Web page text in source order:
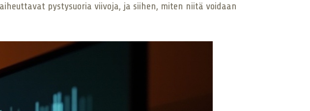
pystysuoria viivoja, ja siihen, miten niitä voidaan